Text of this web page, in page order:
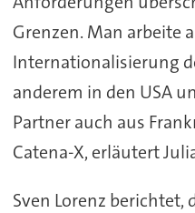
Grenzen. Man arbeite
Internationalisierung
anderem in den USA
Partner auch aus
Catena-X, erläutert
Sven Lorenz berichtet,